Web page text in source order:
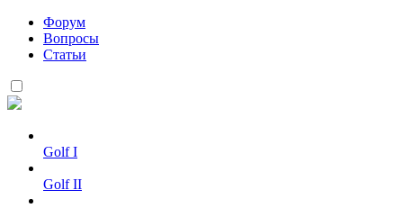
Форум
Вопросы
Статьи
Golf I
Golf II